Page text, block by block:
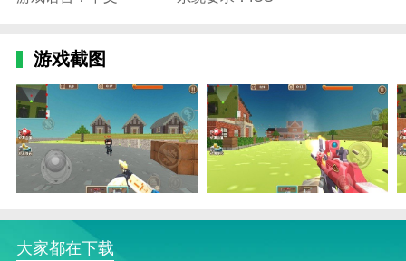
很开心。
游戏集锦
1。容易上手，非常容易上手，就像小时候玩FC一样，
而且需要在这个过程中更加刺激。
2。使用左上方的地图，它清楚地标记了敌人的定位信
息。
3。有大量的挑战模式可供选择。手机可以简单地启动
游戏，以便您可以探索更多元素。
游戏截图
大家都在下载